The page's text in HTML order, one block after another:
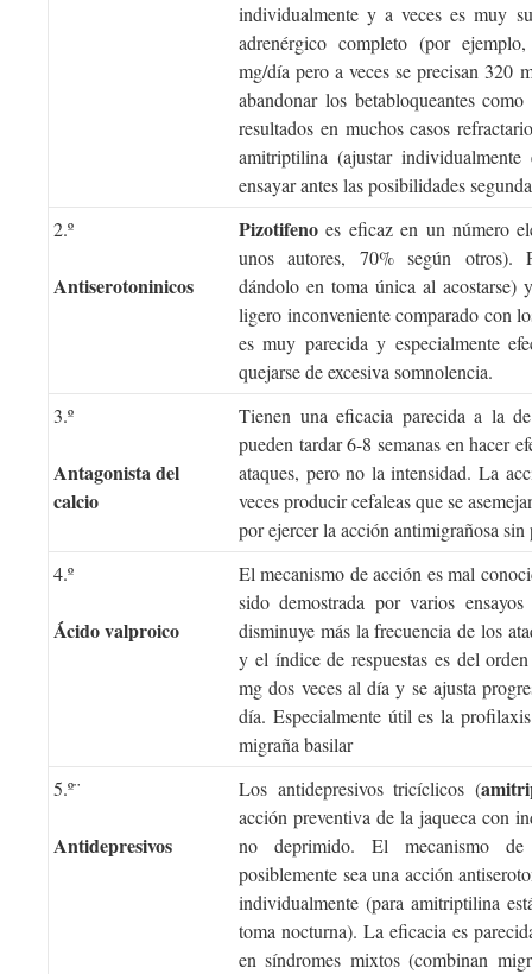
individualmente y a veces es muy
adrenérgico completo (por
mg/día pero a veces se precisan 320
abandonar los betabloqueantes
resultados en muchos casos
amitriptilina (ajustar
ensayar antes las posibilidades
2.º
Antiserotoninicos
Pizotifeno es eficaz en un número
unos autores, 70% según otros).
dándolo en toma única al
ligero inconveniente comparado con
es muy parecida y especialmente
quejarse de excesiva somnolencia.
3.º
Antagonista del
calcio
Tienen una eficacia parecida a la
pueden tardar 6-8 semanas en hacer
ataques, pero no la intensidad. La
veces producir cefaleas que se
por ejercer la acción antimigrañosa
4.º
Ácido valproico
El mecanismo de acción es mal
sido demostrada por varios
disminuye más la frecuencia de los
y el índice de respuestas es del
mg dos veces al día y se ajusta
día. Especialmente útil es la
migraña basilar
5.º¨
Antidepresivos
Los antidepresivos tricíclicos (
acción preventiva de la jaqueca con
no deprimido. El mecanismo de
posiblemente sea una acción
individualmente (para amitriptilina
toma nocturna). La eficacia es
en síndromes mixtos (combinan